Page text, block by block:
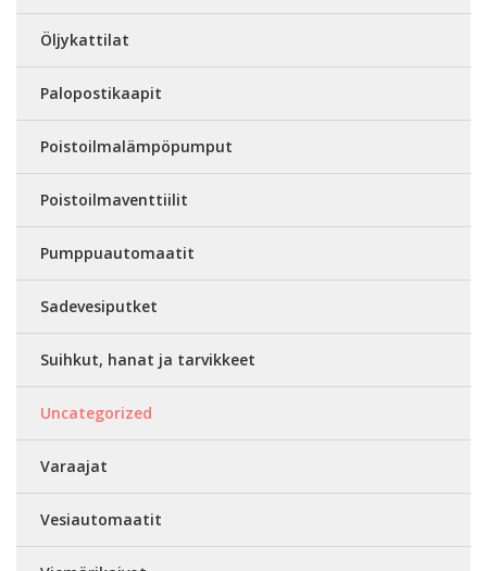
Öljykattilat
Palopostikaapit
Poistoilmalämpöpumput
Poistoilmaventtiilit
Pumppuautomaatit
Sadevesiputket
Suihkut, hanat ja tarvikkeet
Uncategorized
Varaajat
Vesiautomaatit